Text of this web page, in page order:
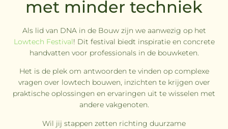
met minder techniek
Als lid van DNA in de Bouw zijn we aanwezig op het
Lowtech Festival! Dit festival biedt inspiratie en concrete
handvatten voor professionals in de bouwketen.
Het is de plek om antwoorden te vinden op complexe
vragen over lowtech bouwen, inzichten te krijgen over
praktische oplossingen en ervaringen uit te wisselen met
andere vakgenoten.
Wil jij stappen zetten richting duurzame